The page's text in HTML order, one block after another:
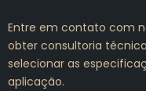
Entre em contato com
obter consultoria
selecionar as
aplicação.